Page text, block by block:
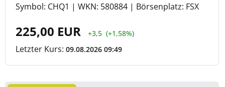
Symbol: CHQ1 | WKN: 580884 | Börsenplatz: FSX
225,00 EUR +3,5 (+1,58%)
Letzter Kurs: 09.08.2026 09:49